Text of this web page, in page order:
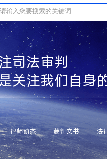
司法审判
关注我们自身
律师动态 裁判文书 法